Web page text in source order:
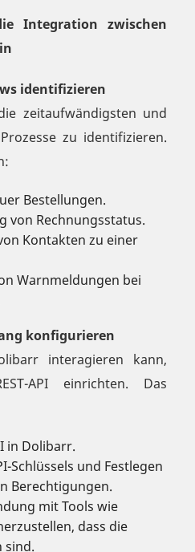
Integration zwischen
identifizieren
zeitaufwändigsten und
zu identifizieren.
Bestellungen.
von Rechnungsstatus.
Kontakten zu einer
Warnmeldungen bei
konfigurieren
interagieren kann,
API einrichten. Das
in Dolibarr.
Schlüssels und Festlegen
Berechtigungen.
mit Tools wie
dass die
sind.